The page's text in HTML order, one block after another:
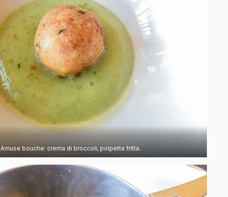
Amuse bouche: crema di broccoli, polpetta fritta.